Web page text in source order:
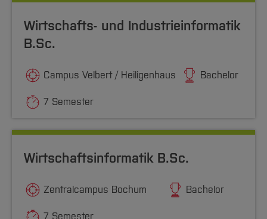
Wirtschafts- und Industrieinformatik
B.Sc.
Campus Velbert / Heiligenhaus Bachelor
7 Semester
Wirtschaftsinformatik B.Sc.
Zentralcampus Bochum Bachelor
7 Semester